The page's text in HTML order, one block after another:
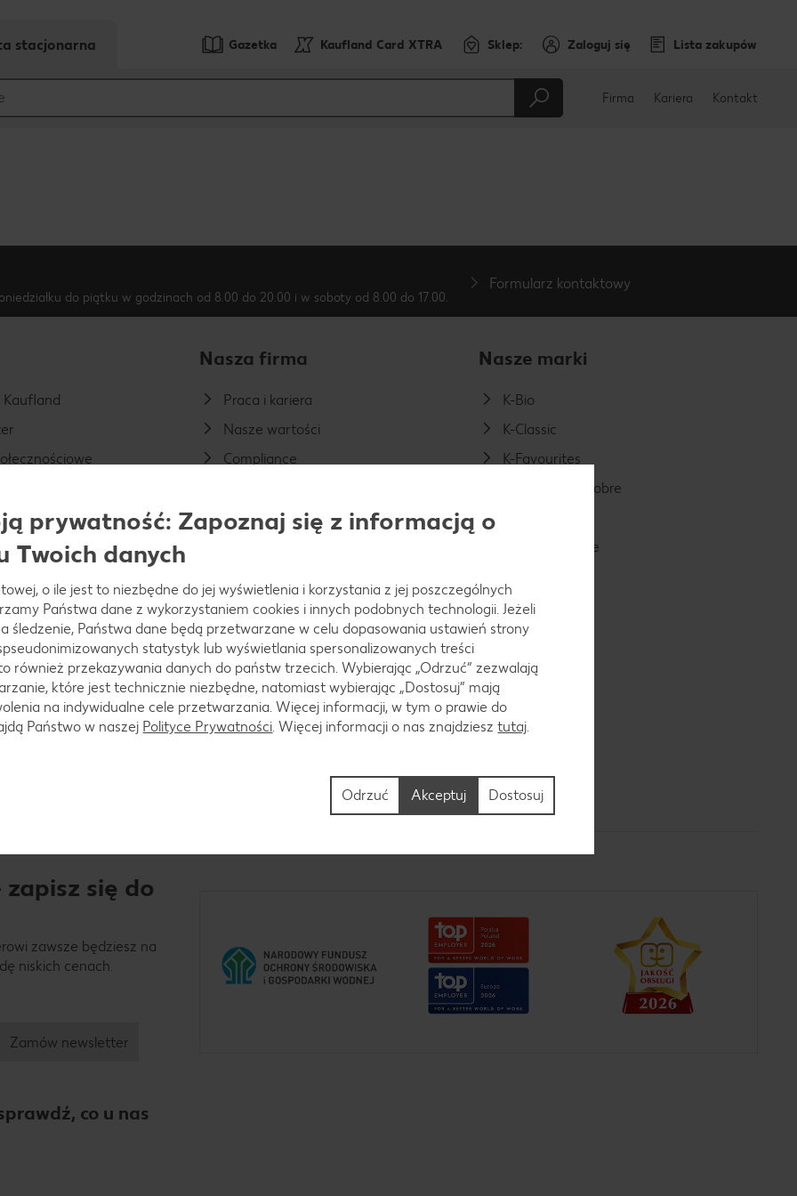
Gazetka Kaufland Card XTRA Sklep: Zaloguj się Lista zakupów
stacjonarna
Firma Kariera Kontakt
do piątku w godzinach od 8.00 do 20.00 i w soboty od 8.00 do 17.00.
Formularz kontaktowy
Kaufland
Nasza firma
Praca i kariera
Nasze wartości
Compliance
Nasze wyróżnienia
Zostań sprzedawcą marketplace
Nasze marki
K-Bio
K-Classic
K-Favourites
K-Stąd Takie Dobre
K-take it veggie
się do
zawsze będziesz na
niskich cenach.
Zamów newsletter
co u nas
prywatność: Zapoznaj się z informacją o
Twoich danych
o ile jest to niezbędne do jej wyświetlenia i korzystania z jej poszczególnych
Państwa dane z wykorzystaniem cookies i innych podobnych technologii. Jeżeli
śledzenie, Państwa dane będą przetwarzane w celu dopasowania ustawień strony
statystyk lub wyświetlania spersonalizowanych treści
również przekazywania danych do państw trzecich. Wybierając „Odrzuć“ zezwalają
które jest technicznie niezbędne, natomiast wybierając „Dostosuj” mają
na indywidualne cele przetwarzania. Więcej informacji, w tym o prawie do
Państwo w naszej Polityce Prywatności. Więcej informacji o nas znajdziesztutaj.
Dostosuj
Odrzuć Akceptuj